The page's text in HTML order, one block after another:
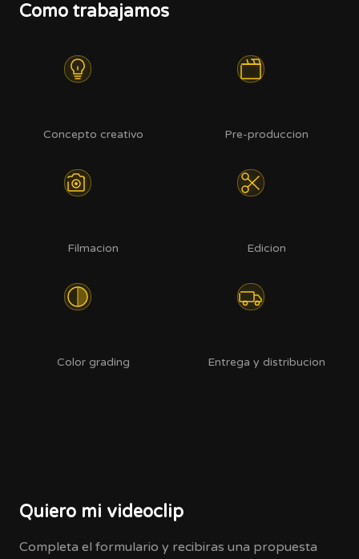
Como trabajamos
Concepto creativo Pre-produccion
Filmacion Edicion
Color grading Entrega y distribucion
Quiero mi videoclip
Completa el formulario y recibiras una propuesta